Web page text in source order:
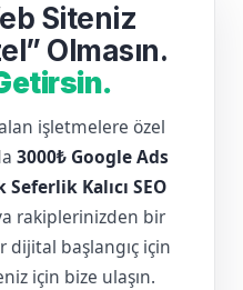
Siteniz
Olmasın.
işletmelere özel
3000₺ Google Ads
Seferlik Kalıcı SEO
rakiplerinizden bir
dijital başlangıç için
için bize ulaşın.